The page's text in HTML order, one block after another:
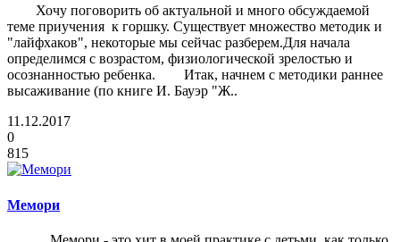
Хочу поговорить об актуальной и много обсуждаемой
теме приучения к горшку. Существует множество методик и
"лайфхаков", некоторые мы сейчас разберем.Для начала
определимся с возрастом, физиологической зрелостью и
осознанностью ребенка. Итак, начнем с методики раннее
высаживание (по книге И. Бауэр "Ж..
11.12.2017
0
815
Мемори